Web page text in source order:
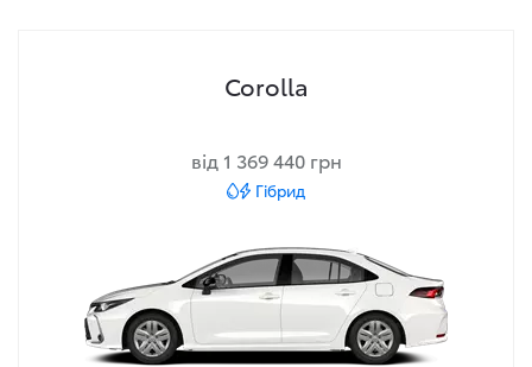
Corolla
від 1 369 440 грн
Гібрид